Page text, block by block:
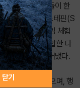
며 현지 관람객들이 한
. 체험 공간은 스테핀(S
모바일 등 게임 체험
형 콘텐츠를 결합한 다
심과 참여를 끌어냈다.
여 명이 방문했으며, 행
닫기